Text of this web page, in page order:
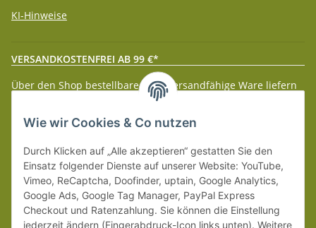
KI-Hinweise
VERSANDKOSTENFREI AB 99 €*
Über den Shop bestellbare paketversandfähige Ware liefern
wir innerhalb Deutschland (Festland) ab 99 € * Warenwert
versandkostenfrei.
Weitere Versanddetails entnehmen Sie bitte unserenLiefer-
und Zahlungsbedingungen.
Wie wir Cookies & Co nutzen
Durch Klicken auf „Alle akzeptieren“ gestatten Sie den
Einsatz folgender Dienste auf unserer Website: YouTube,
Vimeo, ReCaptcha, Doofinder, uptain, Google Analytics,
Google Ads, Google Tag Manager, PayPal Express
Checkout und Ratenzahlung. Sie können die Einstellung
jederzeit ändern (Fingerabdruck-Icon links unten). Weitere